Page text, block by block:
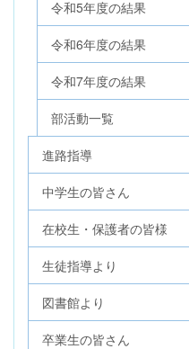
令和5年度の結果
令和6年度の結果
令和7年度の結果
部活動一覧
進路指導
中学生の皆さん
在校生・保護者の皆様
生徒指導より
図書館より
卒業生の皆さん